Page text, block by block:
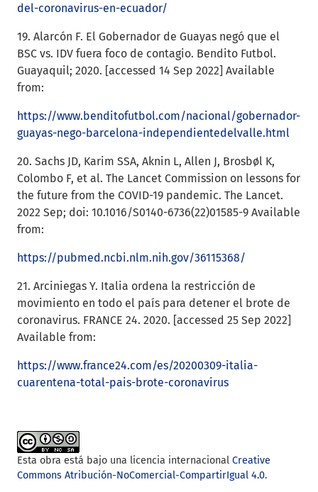
del-coronavirus-en-ecuador/
19. Alarcón F. El Gobernador de Guayas negó que el
BSC vs. IDV fuera foco de contagio. Bendito Futbol.
Guayaquil; 2020. [accessed 14 Sep 2022] Available
from:
https://www.benditofutbol.com/nacional/gobernador-
guayas-nego-barcelona-independientedelvalle.html
20. Sachs JD, Karim SSA, Aknin L, Allen J, Brosbøl K,
Colombo F, et al. The Lancet Commission on lessons for
the future from the COVID-19 pandemic. The Lancet.
2022 Sep; doi: 10.1016/S0140-6736(22)01585-9 Available
from:
https://pubmed.ncbi.nlm.nih.gov/36115368/
21. Arciniegas Y. Italia ordena la restricción de
movimiento en todo el país para detener el brote de
coronavirus. FRANCE 24. 2020. [accessed 25 Sep 2022]
Available from:
https://www.france24.com/es/20200309-italia-
cuarentena-total-pais-brote-coronavirus
Esta obra está bajo una licencia internacional Creative
Commons Atribución-NoComercial-CompartirIgual 4.0.